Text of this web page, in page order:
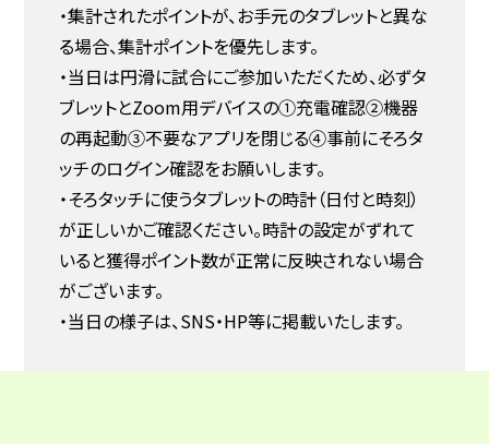
・集計されたポイントが、お手元のタブレットと異な
る場合、集計ポイントを優先します。
・当日は円滑に試合にご参加いただくため、必ずタ
ブレットとZoom用デバイスの①充電確認②機器
の再起動③不要なアプリを閉じる④事前にそろタ
ッチのログイン確認をお願いします。
・そろタッチに使うタブレットの時計（日付と時刻）
が正しいかご確認ください。時計の設定がずれて
いると獲得ポイント数が正常に反映されない場合
がございます。
・当日の様子は、SNS・HP等に掲載いたします。